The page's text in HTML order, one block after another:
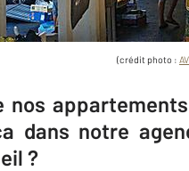
(crédit photo :
nos
dans notre
?